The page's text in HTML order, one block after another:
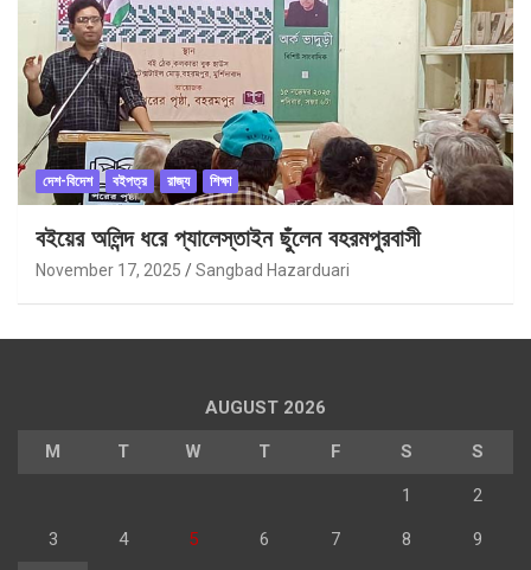
দেশ-বিদেশ বইপত্র রাজ্য শিক্ষা
বইয়ের অলিন্দ ধরে প্যালেস্তাইন ছুঁলেন বহরমপুরবাসী
November 17, 2025 Sangbad Hazarduari
AUGUST 2026
M T W T F S S
1 2
3 4 5 6 7 8 9